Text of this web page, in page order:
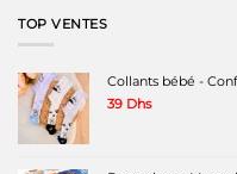
TOP VENTES
Collants bébé -
39 Dhs